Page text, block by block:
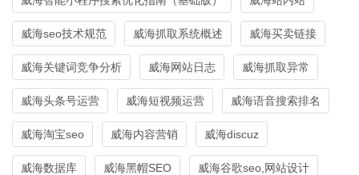
威海seo技术规范 威海抓取系统概述 威海买卖链接
威海关键词竞争分析 威海网站日志 威海抓取异常
威海头条号运营 威海短视频运营 威海语音搜索排名
威海淘宝seo 威海内容营销 威海discuz
威海数据库 威海黑帽SEO 威海谷歌seo,网站设计